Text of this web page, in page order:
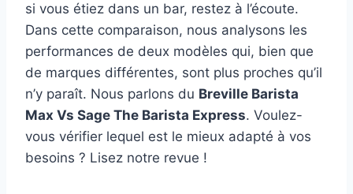
si vous étiez dans un bar, restez à l’écoute.
Dans cette comparaison, nous analysons les
performances de deux modèles qui, bien que
de marques différentes, sont plus proches qu’il
n’y paraît. Nous parlons du Breville Barista
Max Vs Sage The Barista Express. Voulez-
vous vérifier lequel est le mieux adapté à vos
besoins ? Lisez notre revue !